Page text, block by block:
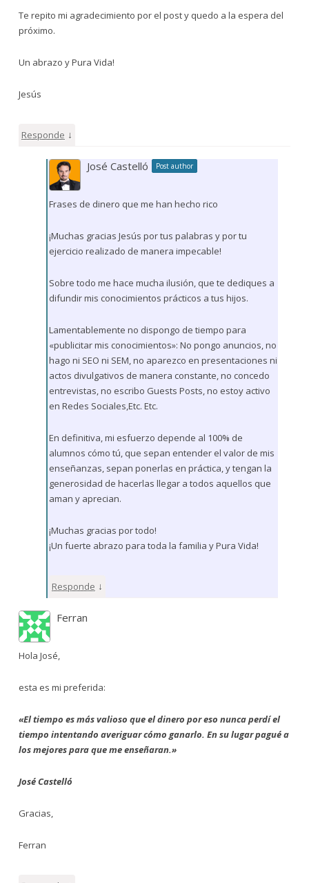
Te repito mi agradecimiento por el post y quedo a la espera del
próximo.
Un abrazo y Pura Vida!
Jesús
Responde ↓
José Castelló Post author
Frases de dinero que me han hecho rico
¡Muchas gracias Jesús por tus palabras y por tu
ejercicio realizado de manera impecable!
Sobre todo me hace mucha ilusión, que te dediques a
difundir mis conocimientos prácticos a tus hijos.
Lamentablemente no dispongo de tiempo para
«publicitar mis conocimientos»: No pongo anuncios, no
hago ni SEO ni SEM, no aparezco en presentaciones ni
actos divulgativos de manera constante, no concedo
entrevistas, no escribo Guests Posts, no estoy activo
en Redes Sociales,Etc. Etc.
En definitiva, mi esfuerzo depende al 100% de
alumnos cómo tú, que sepan entender el valor de mis
enseñanzas, sepan ponerlas en práctica, y tengan la
generosidad de hacerlas llegar a todos aquellos que
aman y aprecian.
¡Muchas gracias por todo!
¡Un fuerte abrazo para toda la familia y Pura Vida!
Responde ↓
Ferran
Hola José,
esta es mi preferida:
«El tiempo es más valioso que el dinero por eso nunca perdí el
tiempo intentando averiguar cómo ganarlo. En su lugar pagué a
los mejores para que me enseñaran.»
José Castelló
Gracias,
Ferran